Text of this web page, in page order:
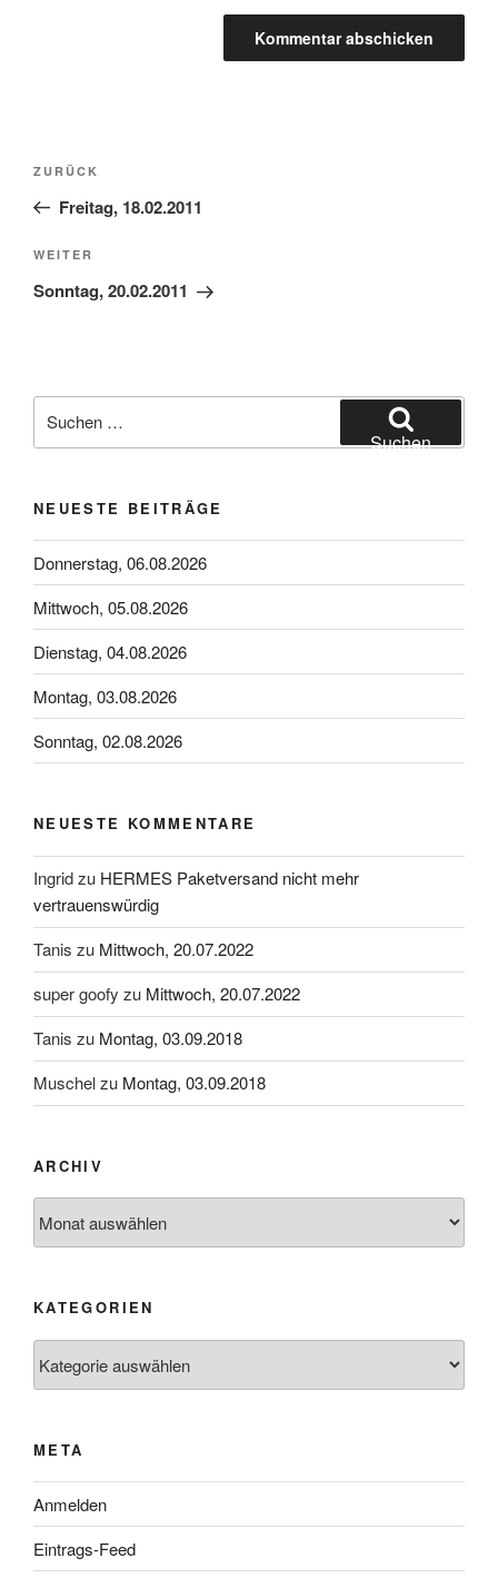
Beitragsnavigation
Vorheriger
Beitrag
ZURÜCK
Freitag, 18.02.2011
Nächster
Beitrag
WEITER
Sonntag, 20.02.2011
nach:
Suchen
NEUESTE BEITRÄGE
Donnerstag, 06.08.2026
Mittwoch, 05.08.2026
Dienstag, 04.08.2026
Montag, 03.08.2026
Sonntag, 02.08.2026
NEUESTE KOMMENTARE
Ingridzu HERMES Paketversand nicht mehr
vertrauenswürdig
Tanis zu Mittwoch, 20.07.2022
super goofy zu Mittwoch, 20.07.2022
Tanis zu Montag, 03.09.2018
Muschelzu Montag, 03.09.2018
ARCHIV
KATEGORIEN
META
Anmelden
Eintrags-Feed